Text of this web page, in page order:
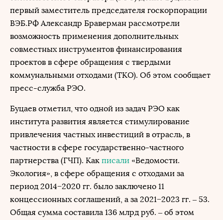
первый заместитель председателя госкорпорации
ВЭБ.РФ Александр Браверман рассмотрели
возможность применения дополнительных
совместных инструментов финансирования
проектов в сфере обращения с твердыми
коммунальными отходами (ТКО). Об этом сообщает
пресс-служба РЭО.
Буцаев отметил, что одной из задач РЭО как
института развития является стимулирование
привлечения частных инвестиций в отрасль, в
частности в сфере государственно-частного
партнерства (ГЧП). Как писали «Ведомости.
Экология», в сфере обращения с отходами за
период 2014−2020 гг. было заключено 11
концессионных соглашений, а за 2021−2023 гг. – 53.
Общая сумма составила 136 млрд руб. – об этом